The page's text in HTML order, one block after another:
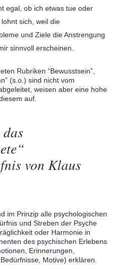
egal, ob ich etwas tue oder
sich, weil die
und Ziele die Anstrengung
sinnvoll erscheinen.
Rubriken “Bewusstsein”,
(s.o.) sind nicht vom
weisen aber eine hohe
auf.
von Klaus
im Prinzip alle psychologischen
und Streben der Psyche
oder Harmonie in
des psychischen Erlebens
Erinnerungen,
Motive) erklären.